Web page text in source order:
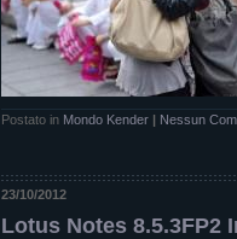
Postato in Mondo Kender | Nessun
23/10/2012
Lotus Notes 8.5.3FP2